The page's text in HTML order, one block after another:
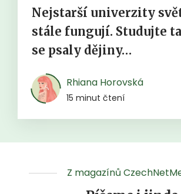
Nejstarší univerzity
stále fungují. Studujte
se psaly dějiny…
Rhiana Horovská
15 minut čtení
Z magazínů